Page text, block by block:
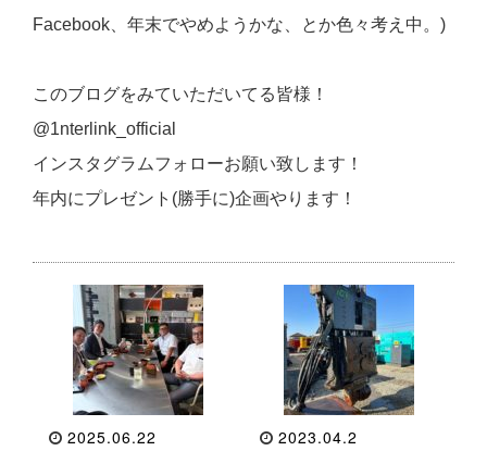
Facebook、年末でやめようかな、とか色々考え中。)
このブログをみていただいてる皆様！
@1nterlink_official
インスタグラムフォローお願い致します！
年内にプレゼント(勝手に)企画やります！
2025.06.22 2023.04.2